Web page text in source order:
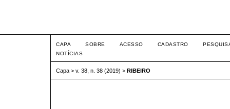
CAPA SOBRE ACESSO CADASTRO
NOTÍCIAS
Capa > v. 38, n. 38 (2019) > RIBEIRO